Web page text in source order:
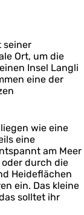
seiner
Ort, um die
Insel Langli
eine der
wie eine
eine
am Meer
durch die
Heideflächen
ein. Das kleine
solltet ihr